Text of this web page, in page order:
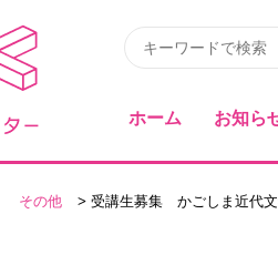
ホーム お知ら
その他
> 受講生募集 かごしま近代文